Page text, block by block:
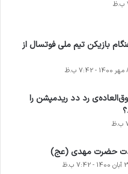
بازیکن تیم ملی فوتسال از
ب.ظ
رد دد ریدمپشن را
حضرت مهدی (عج)
7:42 ب.ظ